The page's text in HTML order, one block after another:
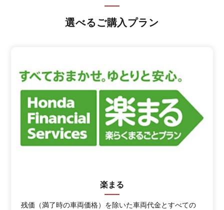
選べるご購入プラン
楽まる
残価（満了時の車両価格）を除いた車両代金とすべての